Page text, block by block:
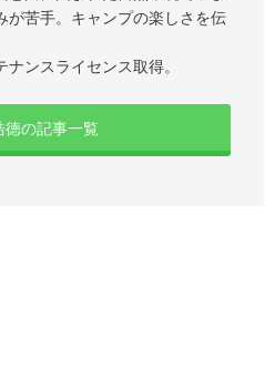
が苦手。キャンプの楽しさを伝
ンスライセンス取得。
徳の記事一覧